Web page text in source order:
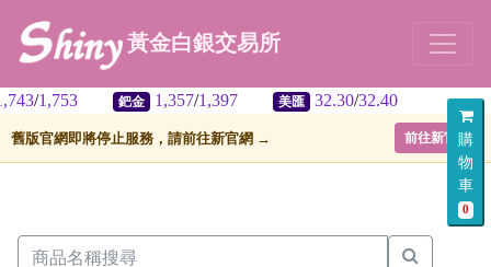
購
物
車
0
黃金白銀交易所
鈀金 1,357 / 1,397 美匯 32.30 / 32.40
舊版官網即將停止服務，請前往新官網 → 前往新官網